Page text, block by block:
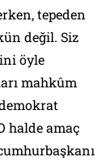
tepeden
değil. Siz
öyle
mahkûm
halde amaç